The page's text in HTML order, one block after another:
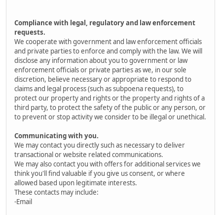
Compliance with legal, regulatory and law enforcement
requests.
We cooperate with government and law enforcement officials
and private parties to enforce and comply with the law. We will
disclose any information about you to government or law
enforcement officials or private parties as we, in our sole
discretion, believe necessary or appropriate to respond to
claims and legal process (such as subpoena requests), to
protect our property and rights or the property and rights of a
third party, to protect the safety of the public or any person, or
to prevent or stop activity we consider to be illegal or unethical.
Communicating with you.
We may contact you directly such as necessary to deliver
transactional or website related communications.
We may also contact you with offers for additional services we
think you'll find valuable if you give us consent, or where
allowed based upon legitimate interests.
These contacts may include:
-Email